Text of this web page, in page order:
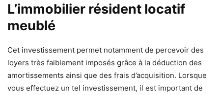
L’immobilier résident locatif
meublé
Cet investissement permet notamment de percevoir des
loyers très faiblement imposés grâce à la déduction des
amortissements ainsi que des frais d’acquisition. Lorsque
vous effectuez un tel investissement, il est important de